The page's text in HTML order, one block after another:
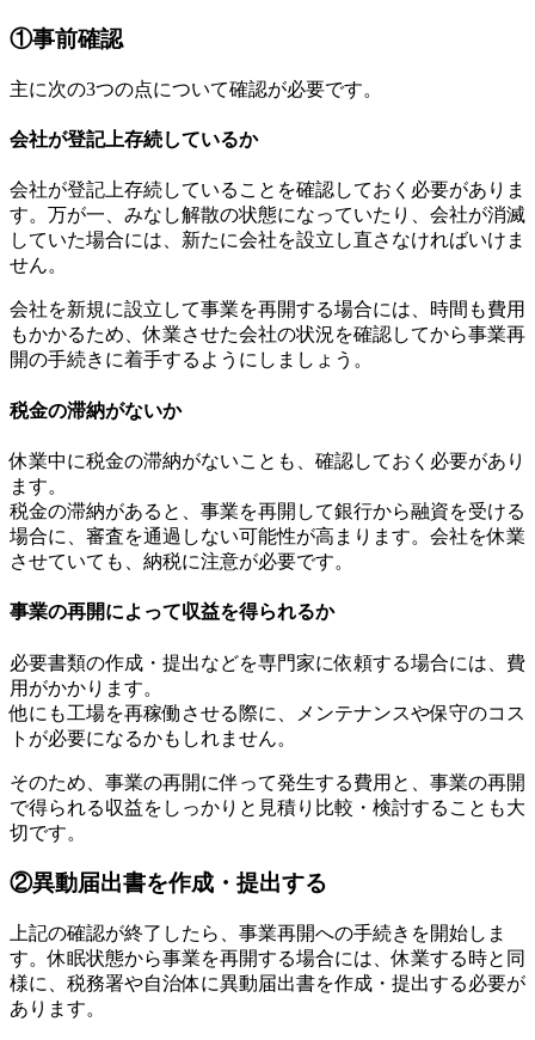
①事前確認
主に次の3つの点について確認が必要です。
会社が登記上存続しているか
会社が登記上存続していることを確認しておく必要がありま
す。万が一、みなし解散の状態になっていたり、会社が消滅
していた場合には、新たに会社を設立し直さなければいけま
せん。
会社を新規に設立して事業を再開する場合には、時間も費用
もかかるため、休業させた会社の状況を確認してから事業再
開の手続きに着手するようにしましょう。
税金の滞納がないか
休業中に税金の滞納がないことも、確認しておく必要があり
ます。
税金の滞納があると、事業を再開して銀行から融資を受ける
場合に、審査を通過しない可能性が高まります。会社を休業
させていても、納税に注意が必要です。
事業の再開によって収益を得られるか
必要書類の作成・提出などを専門家に依頼する場合には、費
用がかかります。
他にも工場を再稼働させる際に、メンテナンスや保守のコス
トが必要になるかもしれません。
そのため、事業の再開に伴って発生する費用と、事業の再開
で得られる収益をしっかりと見積り比較・検討することも大
切です。
②異動届出書を作成・提出する
上記の確認が終了したら、事業再開への手続きを開始しま
す。休眠状態から事業を再開する場合には、休業する時と同
様に、税務署や自治体に異動届出書を作成・提出する必要が
あります。